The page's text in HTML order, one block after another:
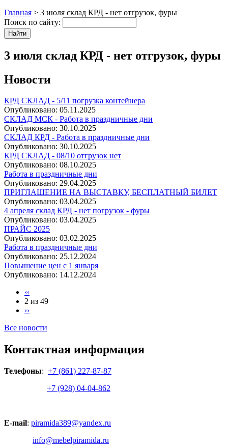
Главная > 3 июля склад КРД - нет отгрузок, фуры
Поиск по сайту:
3 июля склад КРД - нет отгрузок, фуры
Новости
КРД СКЛАД - 5/11 погрузка контейнера
Опубликовано: 05.11.2025
СКЛАД МСК - Работа в праздничные дни
Опубликовано: 30.10.2025
СКЛАД КРД - Работа в праздничные дни
Опубликовано: 30.10.2025
КРД СКЛАД - 08/10 отгрузок нет
Опубликовано: 08.10.2025
Работа в праздничные дни
Опубликовано: 29.04.2025
ПРИГЛАШЕНИЕ НА ВЫСТАВКУ, БЕСПЛАТНЫЙ БИЛЕТ
Опубликовано: 03.04.2025
4 апреля склад КРД - нет погрузок - фуры
Опубликовано: 03.04.2025
ПРАЙС 2025
Опубликовано: 03.02.2025
Работа в праздничные дни
Опубликовано: 25.12.2024
Повышение цен с 1 января
Опубликовано: 14.12.2024
‹‹
2 из 49
››
Все новости
Контактная информация
Телефоны: +7 (861) 227-87-87
+7 (928) 04-04-862
E-mail: piramida389@yandex.ru
info@mebelpiramida.ru